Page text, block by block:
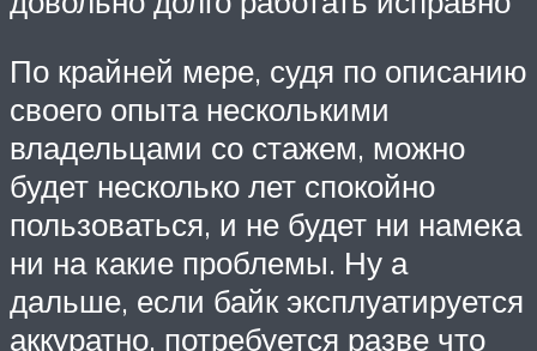
По крайней мере, судя по описанию
своего опыта несколькими
владельцами со стажем, можно
будет несколько лет спокойно
пользоваться, и не будет ни намека
ни на какие проблемы. Ну а
дальше, если байк эксплуатируется
аккуратно, потребуется разве что